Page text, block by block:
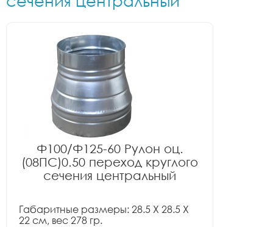
Ф100/Ф125-60 Рулон оц.
(08ПС)0.50 переход круглого
сечения центральный
Габаритные размеры: 28.5 X 28.5 X
22 см, вес 278 гр.